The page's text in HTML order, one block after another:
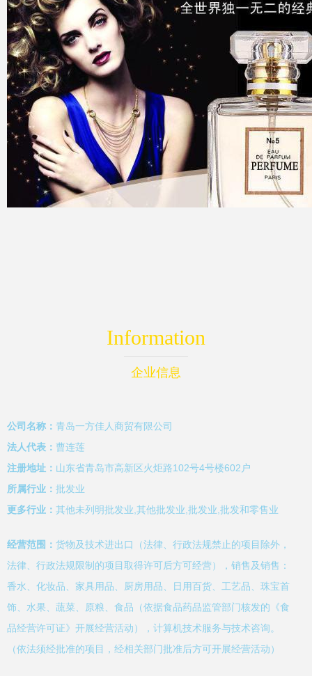
Information
企业信息
公司名称： 青岛一方佳人商贸有限公司
法人代表： 曹连莲
注册地址： 山东省青岛市高新区火炬路102号4号楼602户
所属行业： 批发业
更多行业： 其他未列明批发业,其他批发业,批发业,批发和零售业
经营范围： 货物及技术进出口（法律、行政法规禁止的项目除外，
法律、行政法规限制的项目取得许可后方可经营），销售及销售：
香水、化妆品、家具用品、厨房用品、日用百货、工艺品、珠宝首
饰、水果、蔬菜、原粮、食品（依据食品药品监管部门核发的《食
品经营许可证》开展经营活动），计算机技术服务与技术咨询。
（依法须经批准的项目，经相关部门批准后方可开展经营活动）